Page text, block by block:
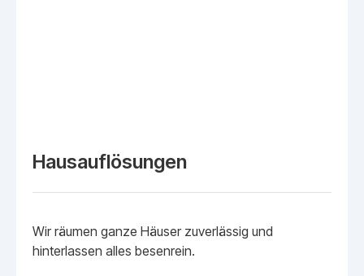
Hausauflösungen
Wir räumen ganze Häuser zuverlässig und
hinterlassen alles besenrein.